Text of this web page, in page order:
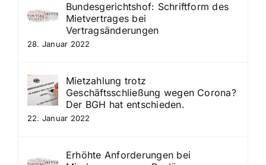
Bundesgerichtshof: Schriftform des
Mietvertrages bei
Vertragsänderungen
28. Januar 2022
Mietzahlung trotz
Geschäftsschließung wegen Corona?
Der BGH hat entschieden.
22. Januar 2022
Erhöhte Anforderungen bei